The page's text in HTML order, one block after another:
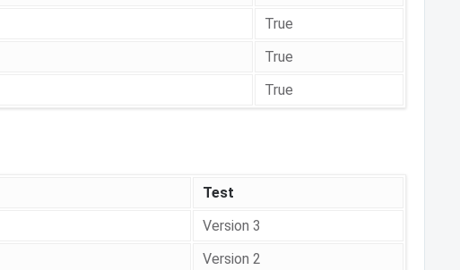
True
True
True
Test
Version 3
Version 2